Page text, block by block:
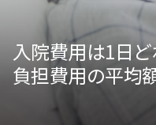
入院費用は1日
負担費用の平均